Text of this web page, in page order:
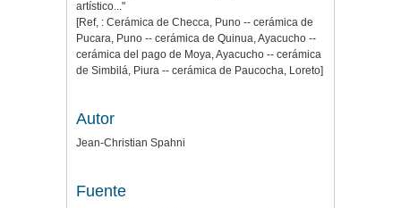
artístico..."
[Ref, : Cerámica de Checca, Puno -- cerámica de
Pucara, Puno -- cerámica de Quinua, Ayacucho --
cerámica del pago de Moya, Ayacucho -- cerámica
de Simbilá, Piura -- cerámica de Paucocha, Loreto]
Autor
Jean-Christian Spahni
Fuente